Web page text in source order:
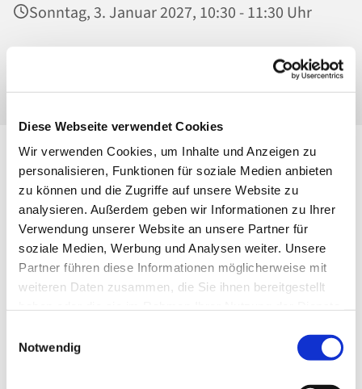
Diese Webseite verwendet Cookies
Wir verwenden Cookies, um Inhalte und Anzeigen zu
personalisieren, Funktionen für soziale Medien anbieten
zu können und die Zugriffe auf unsere Website zu
analysieren. Außerdem geben wir Informationen zu Ihrer
Verwendung unserer Website an unsere Partner für
soziale Medien, Werbung und Analysen weiter. Unsere
Partner führen diese Informationen möglicherweise mit
weiteren Daten zusammen, die Sie ihnen bereitgestellt
Notwendig
Sonntag, 3. Januar 2027, 10:30 - 11:30 Uhr
Ss. Corpus Christi, Kirche, Conrad-Blenkle-